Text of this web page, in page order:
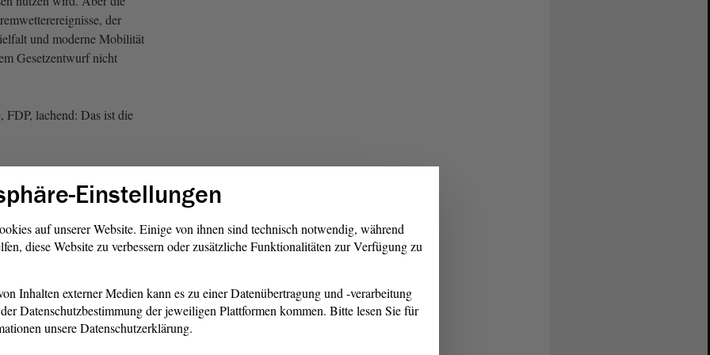
der
und moderne Mobilität
Gesetzentwurf nicht
FDP, lachend: Das ist die
ist nur ein kleiner
tritt dieLandesregierung
an. Später in dieser
wir noch einmal über die
die Menschen schützen
sind aber nur
Einstellungen
auf unserer Website. Einige von ihnen sind technisch notwendig, während
diese Website zu verbessern oder zusätzliche Funktionalitäten zur Verfügung zu
Inhalten externer Medien kann es zu einer Datenübertragung und -verarbeitung
Datenschutzbestimmung der jeweiligen Plattformen kommen. Bitte lesen Sie für
unsere Datenschutzerklärung.